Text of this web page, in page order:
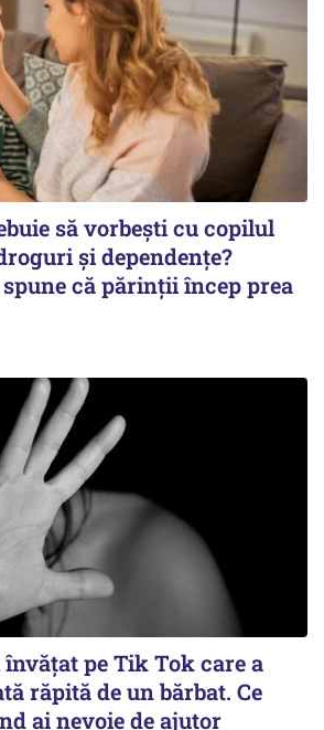
să vorbești cu copilul
și dependențe?
că părinții încep prea
învățat pe Tik Tok care a
răpită de un bărbat. Ce
ai nevoie de ajutor